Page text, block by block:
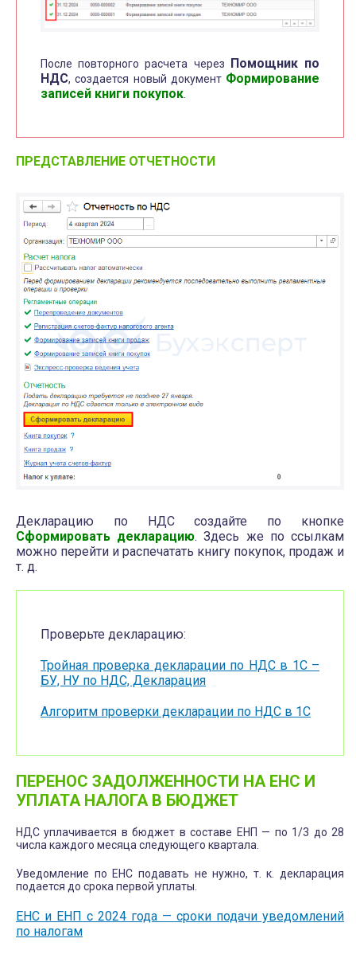
После повторного расчета через
Помощник по
НДС, создается новый документ Формирование
записей книги покупок.
ПРЕДСТАВЛЕНИЕ ОТЧЕТНОСТИ
Декларацию по НДС создайте по кнопке
Сформировать декларацию. Здесь же по ссылкам
можно перейти и распечатать книгу покупок, продаж и
т. д.
Проверьте декларацию:
Тройная проверка декларации по НДС в 1С –
БУ, НУ по НДС, Декларация
Алгоритм проверки декларации по НДС в 1С
ПЕРЕНОС ЗАДОЛЖЕННОСТИ НА ЕНС И
УПЛАТА НАЛОГА В БЮДЖЕТ
НДС уплачивается в бюджет в составе ЕНП — по 1/3 до 28
числа каждого месяца следующего квартала.
Уведомление по ЕНС подавать не нужно, т. к. декларация
подается до срока первой уплаты.
ЕНС и ЕНП с 2024 года — сроки подачи уведомлений
по налогам